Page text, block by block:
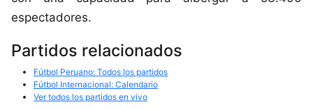
espectadores.
Partidos relacionados
Fútbol Peruano: Todos los partidos
Fútbol Internacional: Calendario
Ver todos los partidos en vivo